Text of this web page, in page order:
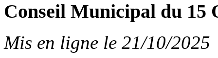
Conseil Municipal du 15
Mis en ligne le 21/10/2025